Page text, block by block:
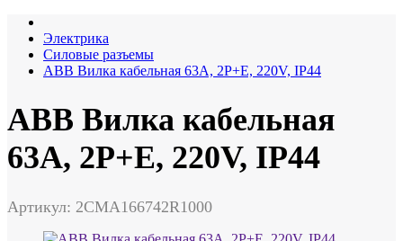
Электрика
Силовые разъемы
ABB Вилка кабельная 63А, 2P+E, 220V, IP44
ABB Вилка кабельная
63А, 2P+E, 220V, IP44
Артикул: 2CMA166742R1000